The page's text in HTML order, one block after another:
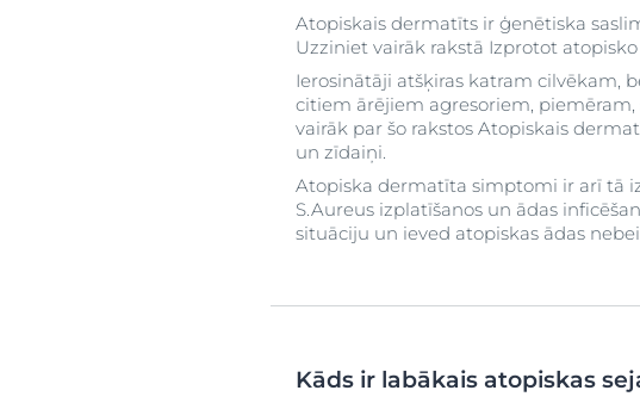
Atopiskais dermatīts ir ģenētiska
Uzziniet vairāk rakstā Izprotot
Ierosinātāji atšķiras katram cilvēkam,
citiem ārējiem agresoriem,
vairāk par šo rakstos Atopiskais
un zīdaiņi.
Atopiska dermatīta simptomi ir arī tā
S.Aureus izplatīšanos un ādas
situāciju un ieved atopiskas ādas
Kāds ir labākais atopiskas